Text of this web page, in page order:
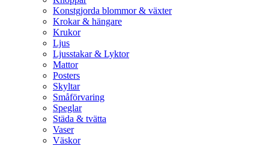
Konstgjorda blommor & växter
Krokar & hängare
Krukor
Ljus
Ljusstakar & Lyktor
Mattor
Posters
Skyltar
Småförvaring
Speglar
Städa & tvätta
Vaser
Väskor